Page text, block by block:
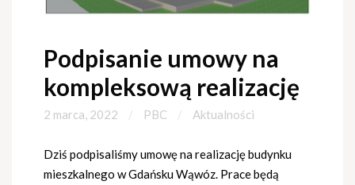
Podpisanie umowy na
kompleksową realizację
2 marca, 2022 PBC Aktualności
Dziś podpisaliśmy umowę na realizację budynku
mieszkalnego w Gdańsku Wąwóz. Prace będą